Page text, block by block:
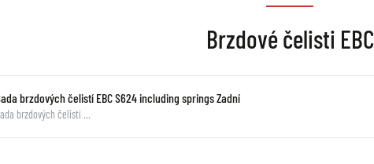
Brzdové čelisti EBC
brzdových čelistí EBC S624 including springs Zadní
brzdových čelistí …